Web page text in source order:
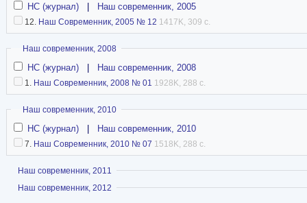
НС (журнал) Наш современник, 2005
12. Наш Современник, 2005 № 12 1417K, 309 с.
Скрыть
Наш современник, 2008
НС (журнал) Наш современник, 2008
1. Наш Современник, 2008 № 01 1928K, 288 с.
Скрыть
Наш современник, 2010
НС (журнал) Наш современник, 2010
7. Наш Современник, 2010 № 07 1518K, 288 с.
Показать
Наш современник, 2011
Показать
Наш современник, 2012